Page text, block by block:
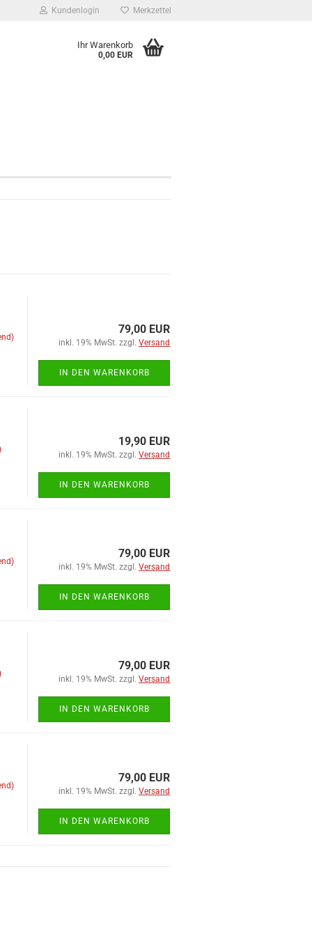
Kundenlogin Merkzettel
Ihr Warenkorb
0,00 EUR
79,00 EUR
inkl. 19% MwSt. zzgl.Versand
IN DEN WARENKORB
19,90 EUR
inkl. 19% MwSt. zzgl.Versand
IN DEN WARENKORB
79,00 EUR
inkl. 19% MwSt. zzgl.Versand
IN DEN WARENKORB
79,00 EUR
inkl. 19% MwSt. zzgl.Versand
IN DEN WARENKORB
79,00 EUR
inkl. 19% MwSt. zzgl.Versand
IN DEN WARENKORB